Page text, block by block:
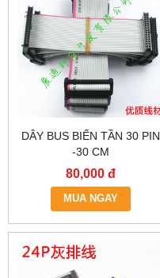
DÂY BUS BIẾN TẦN 30 PIN
-30 CM
80,000 đ
MUA NGAY